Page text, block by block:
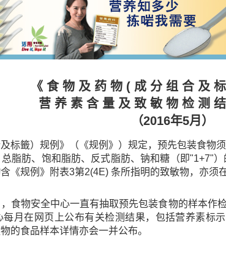
《 食 物 及 药 物 ( 成 分 组 合 及
营 养 素 含 量 及 致 敏 物 检 测
（2016年5月）
标籤）规例》（《规例》）规定，预先包装食物
脂肪、饱和脂肪、反式脂肪、钠和糖（即"1+7"
《规例》附表3第2(4E) 条所指明的致敏物，亦须
食物安全中心一直有抽取预先包装食物的样本作
每月在网页上公布有关检测结果，包括营养素标
的食品样本详情亦会一并公布。